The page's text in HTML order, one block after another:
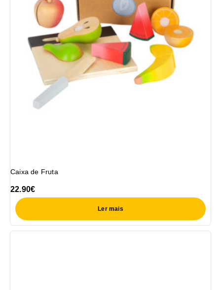
Caixa de Fruta
22.90€
Ler mais